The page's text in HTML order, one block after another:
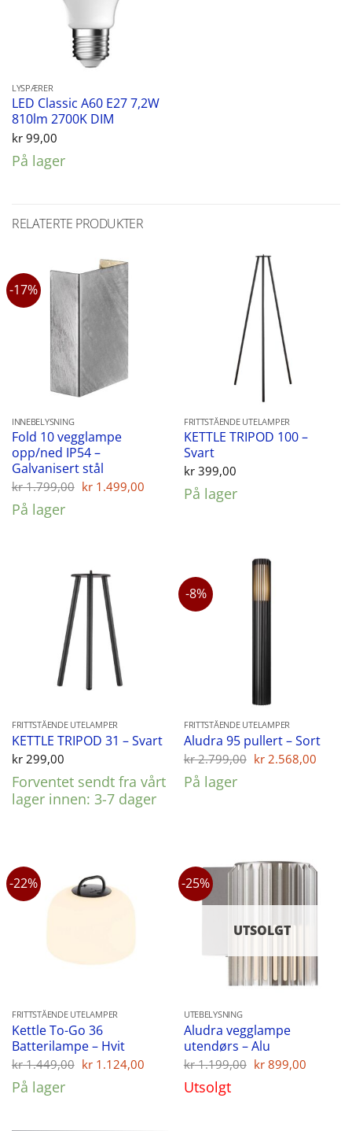
LYSPÆRER
LED Classic A60 E27 7,2W
810lm 2700K DIM
kr99,00
På lager
RELATERTE PRODUKTER
-17%
INNEBELYSNING
Fold 10 vegglampe
opp/ned IP54 –
Galvanisert stål
kr1.799,00 Opprinnelig
kr 1.499,00 Nåværende
På lager
FRITTSTÅENDE UTELAMPER
KETTLE TRIPOD 100 –
Svart
kr399,00
På lager
FRITTSTÅENDE UTELAMPER
KETTLE TRIPOD 31 – Svart
kr299,00
Forventet sendt fra vårt
lager innen: 3-7 dager
-8%
FRITTSTÅENDE UTELAMPER
Aludra 95 pullert – Sort
kr2.799,00 Opprinnelig
kr 2.568,00
På lager
-22%
FRITTSTÅENDE UTELAMPER
Kettle To-Go 36
Batterilampe – Hvit
kr1.449,00 Opprinnelig
kr 1.124,00 Nåværende
På lager
-25%
UTSOLGT
UTEBELYSNING
Aludra vegglampe
utendørs – Alu
kr1.199,00 Opprinnelig
kr 899,00
Utsolgt